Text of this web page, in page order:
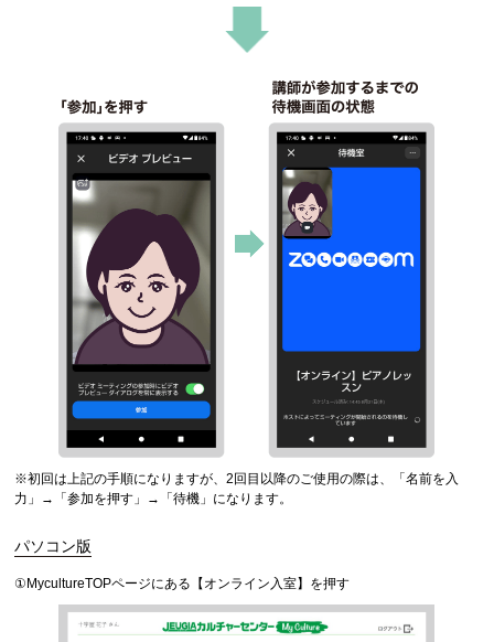
※初回は上記の手順になりますが、2回目以降のご使用の際は、「名前を入
力」→「参加を押す」→「待機」になります。
パソコン版
①MycultureTOPページにある【オンライン入室】を押す